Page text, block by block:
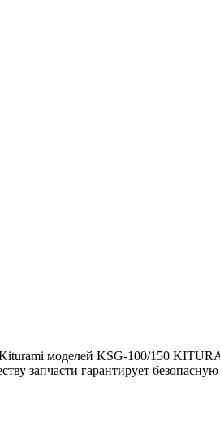
моделей KSG-100/150
запчасти гарантирует